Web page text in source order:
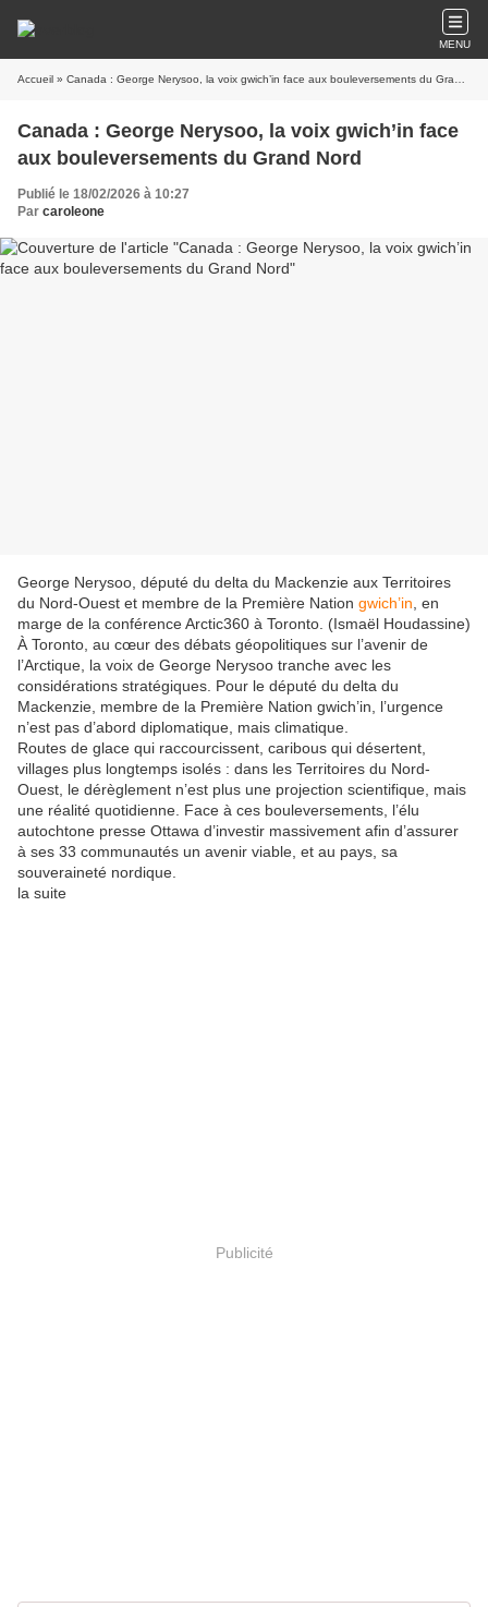
MENU
Accueil » Canada : George Nerysoo, la voix gwich’in face aux bouleversements du Grand Nord
Canada : George Nerysoo, la voix gwich’in face
aux bouleversements du Grand Nord
Publié le 18/02/2026 à 10:27
Par caroleone
George Nerysoo, député du delta du Mackenzie aux Territoires
du Nord-Ouest et membre de la Première Nation gwich’in , en
marge de la conférence Arctic360 à Toronto. (Ismaël Houdassine)
À Toronto, au cœur des débats géopolitiques sur l’avenir de
l’Arctique, la voix de George Nerysoo tranche avec les
considérations stratégiques. Pour le député du delta du
Mackenzie, membre de la Première Nation gwich’in, l’urgence
n’est pas d’abord diplomatique, mais climatique.
Routes de glace qui raccourcissent, caribous qui désertent,
villages plus longtemps isolés : dans les Territoires du Nord-
Ouest, le dérèglement n’est plus une projection scientifique, mais
une réalité quotidienne. Face à ces bouleversements, l’élu
autochtone presse Ottawa d’investir massivement afin d’assurer
à ses 33 communautés un avenir viable, et au pays, sa
souveraineté nordique.
la suite
Publicité